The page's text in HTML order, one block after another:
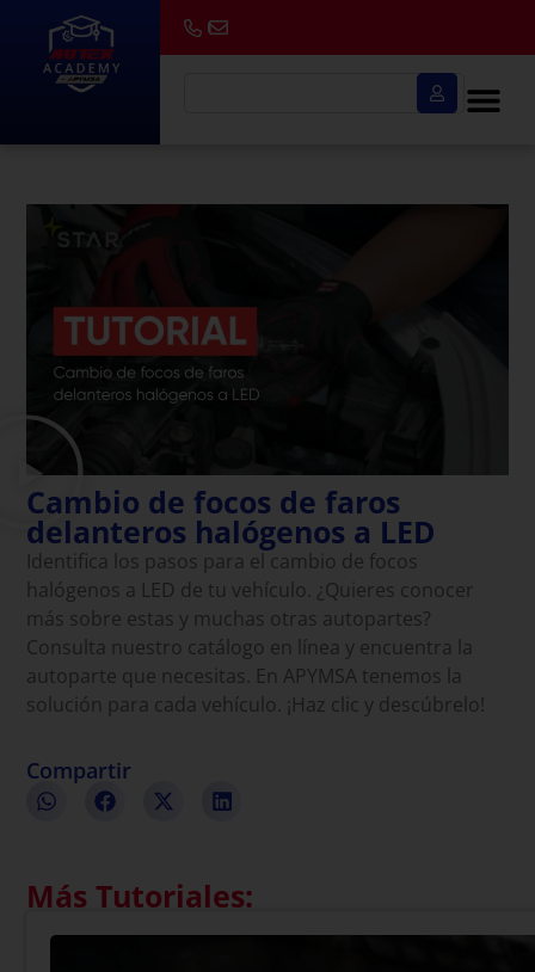
Cambio de focos de faros
delanteros halógenos a LED
Identifica los pasos para el cambio de focos
halógenos a LED de tu vehículo. ¿Quieres conocer
más sobre estas y muchas otras autopartes?
Consulta nuestro catálogo en línea y encuentra la
autoparte que necesitas. En APYMSA tenemos la
solución para cada vehículo. ¡Haz clic y descúbrelo!
Compartir
Más Tutoriales: